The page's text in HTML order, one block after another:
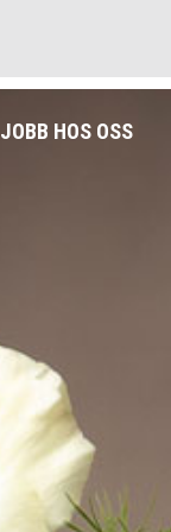
JOBB HOS OSS